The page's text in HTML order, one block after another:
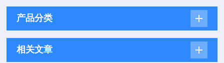
产品分类
相关文章